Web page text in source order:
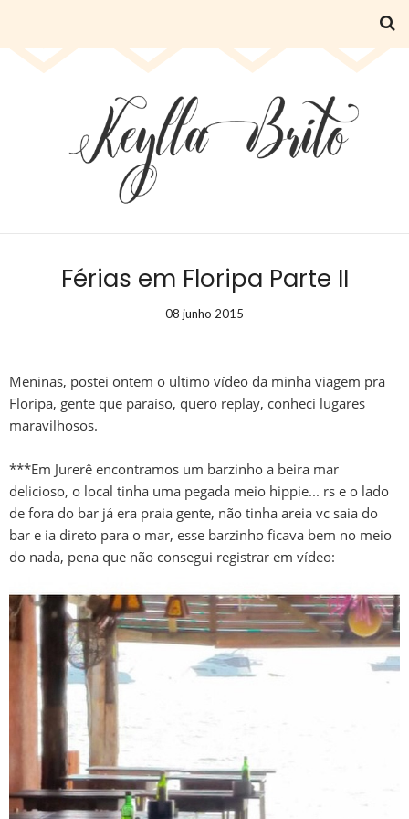
Férias em Floripa Parte II
08 junho 2015
Meninas, postei ontem o ultimo vídeo da minha viagem pra
Floripa, gente que paraíso, quero replay, conheci lugares
maravilhosos.
***Em Jurerê encontramos um barzinho a beira mar
delicioso, o local tinha uma pegada meio hippie... rs e o lado
de fora do bar já era praia gente, não tinha areia vc saia do
bar e ia direto para o mar, esse barzinho ficava bem no meio
do nada, pena que não consegui registrar em vídeo: